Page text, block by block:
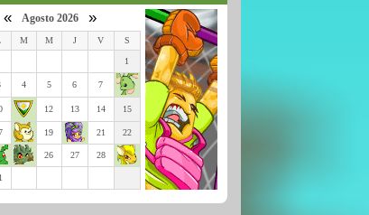
« Agosto 2026 »
M M J V S
1
4 5 6 7
12 13 14 15
19 21 22
26 27 28